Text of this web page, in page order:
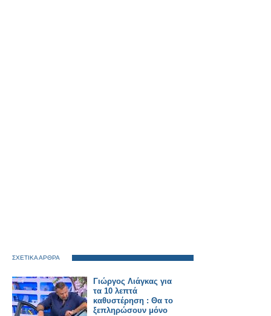
ΣΧΕΤΙΚΑ ΑΡΘΡΑ
Γιώργος Λιάγκας για
τα 10 λεπτά
καθυστέρηση : Θα το
ξεπληρώσουν μόνο